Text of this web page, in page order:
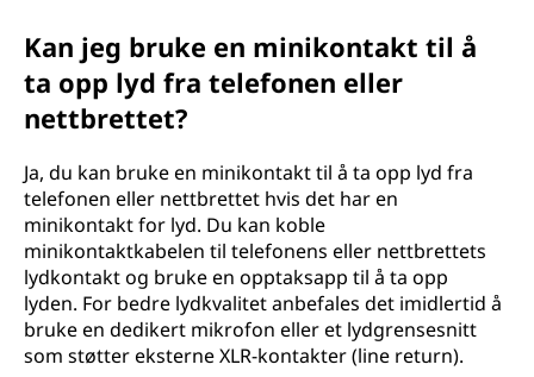
Kan jeg bruke en minikontakt til å
ta opp lyd fra telefonen eller
nettbrettet?
Ja, du kan bruke en minikontakt til å ta opp lyd fra
telefonen eller nettbrettet hvis det har en
minikontakt for lyd. Du kan koble
minikontaktkabelen til telefonens eller nettbrettets
lydkontakt og bruke en opptaksapp til å ta opp
lyden. For bedre lydkvalitet anbefales det imidlertid å
bruke en dedikert mikrofon eller et lydgrensesnitt
som støtter eksterne XLR-kontakter (line return).